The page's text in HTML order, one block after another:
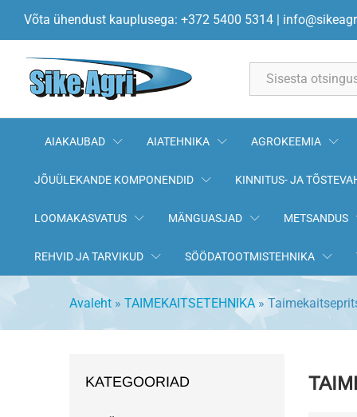
Võta ühendust kauplusega: +372 5400 5314 |
AIAKAUBAD AIATEHNIKA AGROKEEMIA
JÕUÜLEKANDE KOMPONENDID KINNITUS- JA
LOOMAKASVATUS MÄNGUASJAD METSANDUS
REHVID JA TARVIKUD SÖÖDATOOTMISTEHNIKA
Avaleht » TAIMEKAITSETEHNIKA »
KATEGOORIAD